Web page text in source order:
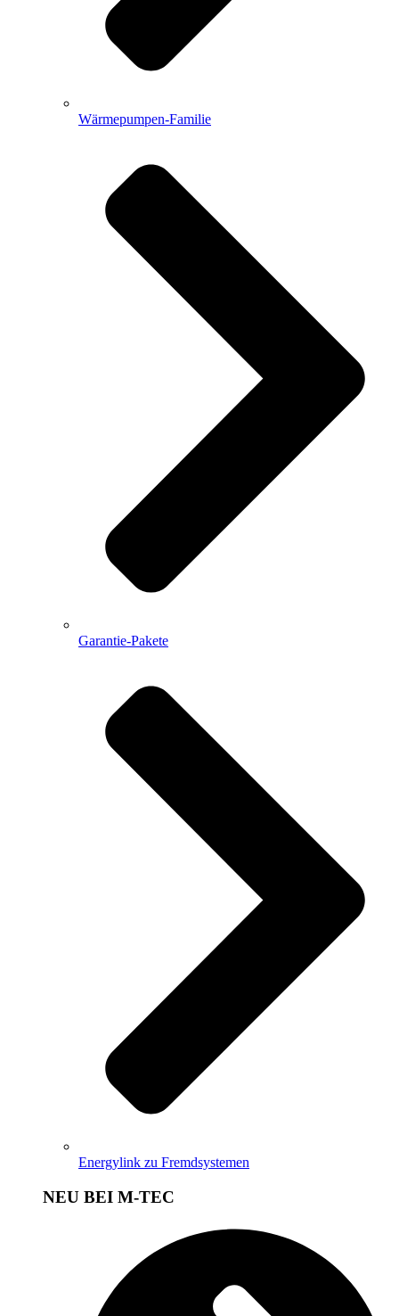
Wärmepumpen-Familie
Garantie-Pakete
Energylink zu Fremdsystemen
NEU BEI M-TEC